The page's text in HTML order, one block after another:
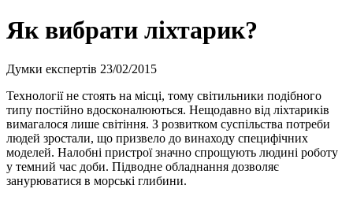
Як вибрати ліхтарик?
Думки експертів 23/02/2015
Технології не стоять на місці, тому світильники подібного
типу постійно вдосконалюються. Нещодавно від ліхтариків
вимагалося лише світіння. З розвитком суспільства потреби
людей зростали, що призвело до винаходу специфічних
моделей. Налобні пристрої значно спрощують людині роботу
у темний час доби. Підводне обладнання дозволяє
занурюватися в морські глибини.